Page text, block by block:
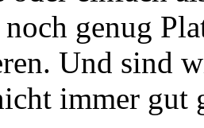
genug
Und sind
immer gut